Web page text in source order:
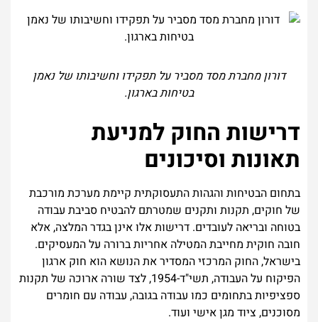
דורון מחברת מסד מסביר על תפקידו וחשיבותו של נאמן
בטיחות בארגון.
דרישות החוק למניעת
תאונות וסיכונים
בתחום הבטיחות והגהות התעסוקתית קיימת מערכת מורכבת
של חוקים, תקנות ותקנים שמטרתם להבטיח סביבת עבודה
בטוחה ובריאה לעובדים. דרישות אלו אינן בגדר המלצה, אלא
חובה חוקית מחייבת המטילה אחריות ברורה על המעסיקים.
בישראל, החוק המרכזי המסדיר את הנושא הוא חוק ארגון
הפיקוח על העבודה, תשי"ד-1954, לצד שורה ארוכה של תקנות
ספציפיות בתחומים כמו עבודה בגובה, עבודה עם חומרים
מסוכנים, ציוד מגן אישי ועוד.